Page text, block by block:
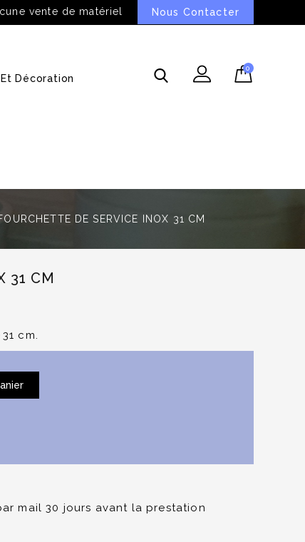
vente de matériel Nous Contacter
Décoration
0
DE SERVICE INOX 31 CM
31 CM
cm.
mail 30 jours avant la prestation